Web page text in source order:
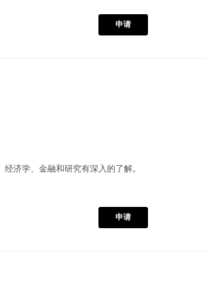
申请
济学、金融和研究有深入的了解。
申请